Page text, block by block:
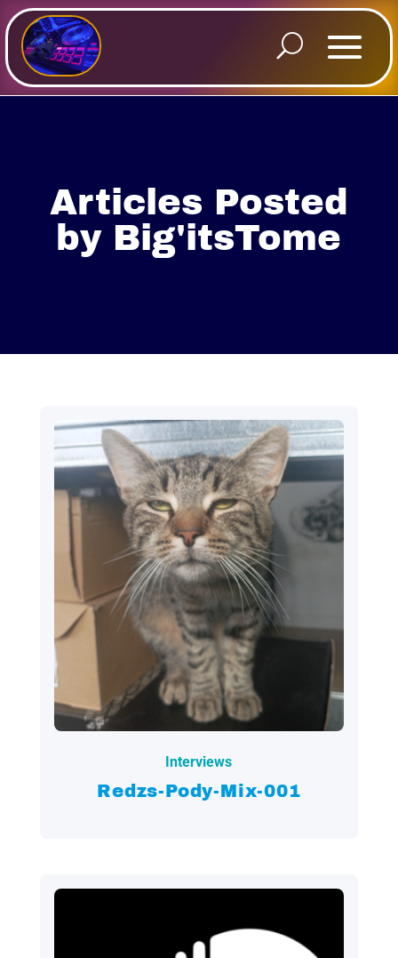
Articles Posted
by Big'itsTome
2026.01.01.
Interviews
Redzs-Pody-Mix-001